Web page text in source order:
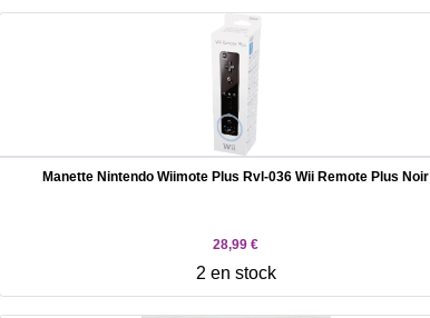
Manette Nintendo Wiimote Plus Rvl-036 Wii Remote Plus Noir
28,99 €
2 en stock